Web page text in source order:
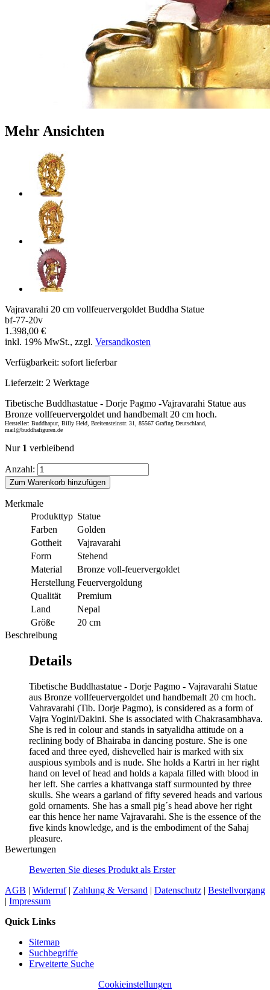
Mehr Ansichten
Vajravarahi 20 cm vollfeuervergoldet Buddha Statue
bf-77-20v
1.398,00 €
inkl. 19% MwSt., zzgl. Versandkosten
Verfügbarkeit: sofort lieferbar
Lieferzeit: 2 Werktage
Tibetische Buddhastatue - Dorje Pagmo -Vajravarahi Statue aus
Bronze vollfeuervergoldet und handbemalt 20 cm hoch.
Hersteller: Buddhapur, Billy Held, Breitensteinstr. 31, 85567 Grafing Deutschland,
mail@buddhafiguren.de
Nur 1 verbleibend
Anzahl:
Zum Warenkorb hinzufügen
Merkmale
Produkttyp Statue
Farben
Golden
Gottheit
Vajravarahi
Form
Stehend
Material
Bronze voll-feuervergoldet
Herstellung Feuervergoldung
Qualität
Premium
Land
Nepal
Größe
20 cm
Beschreibung
Details
Tibetische Buddhastatue - Dorje Pagmo - Vajravarahi Statue
aus Bronze vollfeuervergoldet und handbemalt 20 cm hoch.
Vahravarahi (Tib. Dorje Pagmo), is considered as a form of
Vajra Yogini/Dakini. She is associated with Chakrasambhava.
She is red in colour and stands in satyalidha attitude on a
reclining body of Bhairaba in dancing posture. She is one
faced and three eyed, dishevelled hair is marked with six
auspious symbols and is nude. She holds a Kartri in her right
hand on level of head and holds a kapala filled with blood in
her left. She carries a khattvanga staff surmounted by three
skulls. She wears a garland of fifty severed heads and various
gold ornaments. She has a small pig´s head above her right
ear this hence her name Vajravarahi. She is the essence of the
five kinds knowledge, and is the embodiment of the Sahaj
pleasure.
Bewertungen
Bewerten Sie dieses Produkt als Erster
AGB | Widerruf| Zahlung & Versand | Datenschutz | Bestellvorgang
| Impressum
Quick Links
Sitemap
Suchbegriffe
Erweiterte Suche
Cookieinstellungen